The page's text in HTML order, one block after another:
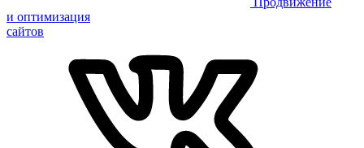
и оптимизация
сайтов